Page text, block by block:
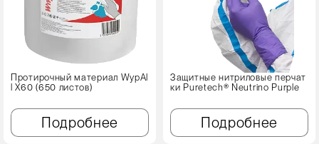
Протирочный материал WypAl
l X60 (650 листов)
Подробнее
Защитные нитриловые перчат
ки Puretech® Neutrino Purple
Подробнее